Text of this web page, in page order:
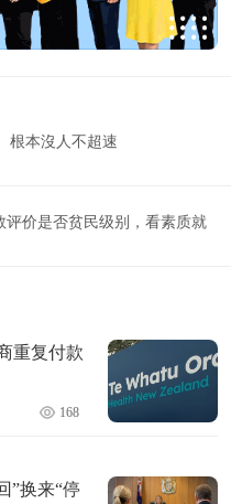
根本沒人不超速
价是否贫民级别，看素质就
重复付款
168
”换来“停